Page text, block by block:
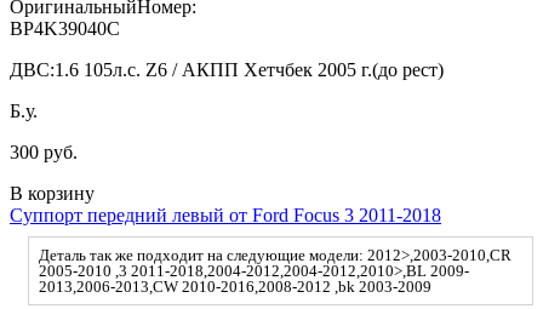
ОригинальныйНомер:
BP4K39040C
ДВС:1.6 105л.с. Z6 / АКПП Хетчбек 2005 г.(до рест)
Б.у.
300 руб.
В корзину
Суппорт передний левый от Ford Focus 3 2011-2018
Деталь так же подходит на следующие модели: 2012>,2003-2010,CR
2005-2010 ,3 2011-2018,2004-2012,2004-2012,2010>,BL 2009-
2013,2006-2013,CW 2010-2016,2008-2012 ,bk 2003-2009